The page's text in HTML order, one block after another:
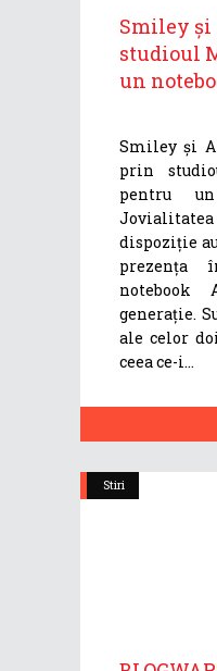
Smiley și
studioul
un
Smiley și
prin
pentru
dispoziție
prezența
notebook
generație.
ale celor
ceea ce-i
Stiri